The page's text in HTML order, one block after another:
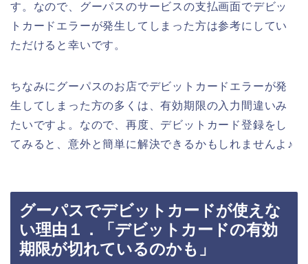
す。なので、グーパスのサービスの支払画面でデビッ
トカードエラーが発生してしまった方は参考にしてい
ただけると幸いです。
ちなみにグーパスのお店でデビットカードエラーが発
生してしまった方の多くは、有効期限の入力間違いみ
たいですよ。なので、再度、デビットカード登録をし
てみると、意外と簡単に解決できるかもしれませんよ♪
グーパスでデビットカードが使えな
い理由１．「デビットカードの有効
期限が切れているのかも」